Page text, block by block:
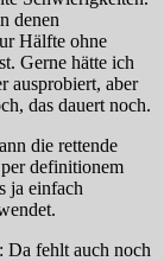
denen
Hälfte ohne
Gerne hätte ich
ausprobiert, aber
das dauert noch.
die rettende
definitionem
ja einfach
Da fehlt auch noch